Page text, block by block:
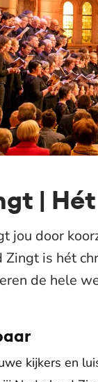
|
jou door
is hét
de hele
kijkers en